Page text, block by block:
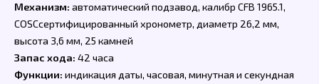
Механизм: автоматический подзавод, калибр CFB 1965.1,
COSCсертифицированный хронометр, диаметр 26,2 мм,
высота 3,6 мм, 25 камней
Запас хода: 42 часа
Функции: индикация даты, часовая, минутная и секундная